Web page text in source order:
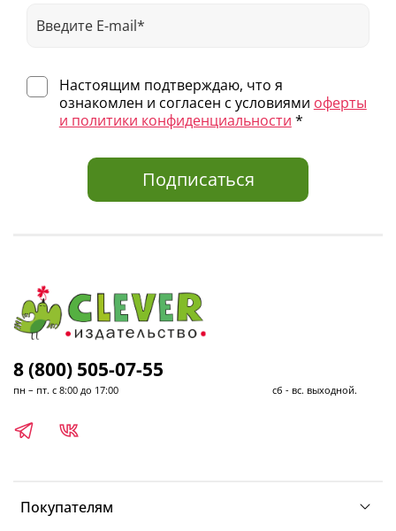
Настоящим подтверждаю, что я
ознакомлен и согласен с условиями оферты
и политики конфиденциальности *
Подписаться
Покупателям
8 (800) 505-07-55
пн – пт. с 8:00 до 17:00 сб - вс. выходной.